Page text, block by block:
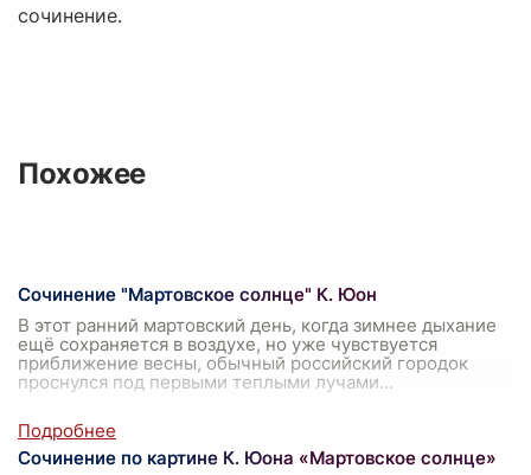
сочинение.
Похожее
Сочинение "Мартовское солнце" К. Юон
В этот ранний мартовский день, когда зимнее дыхание
ещё сохраняется в воздухе, но уже чувствуется
приближение весны, обычный российский городок
проснулся под первыми теплыми лучами...
Сочинение по картине К. Юона «Мартовское солнце»